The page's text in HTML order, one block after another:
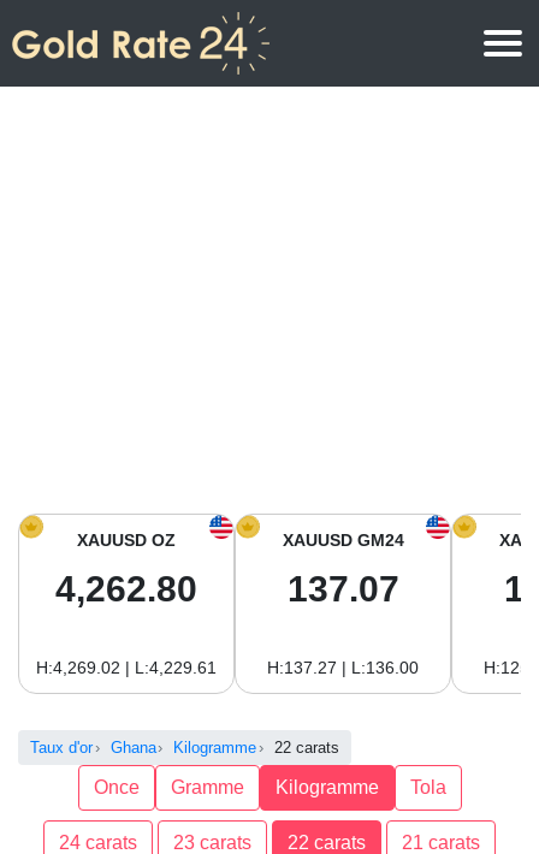
Prix de l’or aujourd’hui en Amérique du Sud
XAUUSD OZ
4,262.80
H:4,269.02 | L:4,229.61
XAUUSD GM24
137.07
H:137.27 | L:136.00
Taux d'or Ghana Kilogramme 22 carats
Once Gramme Kilogramme Tola
24 carats 23 carats 22 carats 21 carats